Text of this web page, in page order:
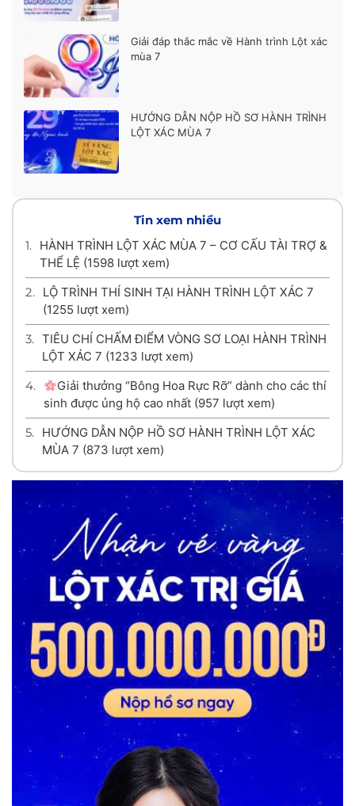
Giải đáp thắc mắc về Hành trình Lột xác
mùa 7
HƯỚNG DẪN NỘP HỒ SƠ HÀNH TRÌNH
LỘT XÁC MÙA 7
Tin xem nhiều
1. HÀNH TRÌNH LỘT XÁC MÙA 7 – CƠ CẤU TÀI TRỢ &
THỂ LỆ (1598 lượt xem)
2.
LỘ TRÌNH THÍ SINH TẠI HÀNH TRÌNH LỘT XÁC 7
(1255 lượt xem)
3. TIÊU CHÍ CHẤM ĐIỂM VÒNG SƠ LOẠI HÀNH TRÌNH
LỘT XÁC 7 (1233 lượt xem)
4.
Giải thưởng “Bông Hoa Rực Rỡ” dành cho các thí
sinh được ủng hộ cao nhất (957 lượt xem)
5. HƯỚNG DẪN NỘP HỒ SƠ HÀNH TRÌNH LỘT XÁC
MÙA 7 (873 lượt xem)